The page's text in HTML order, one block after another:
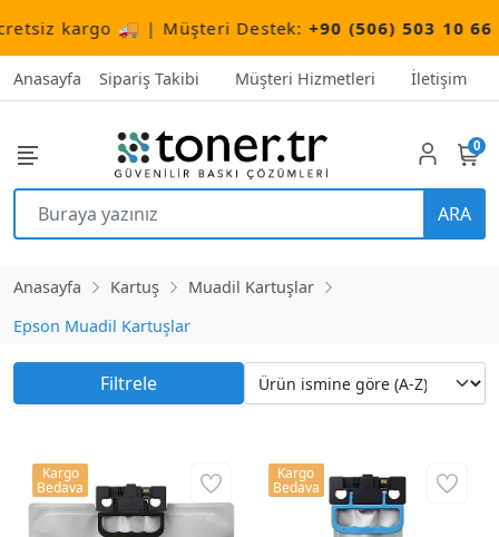
kargo 🚚 | Müşteri Destek:+90 (506) 503 10 66
Anasayfa Sipariş Takibi Müşteri Hizmetleri İletişim
ARA
0
Anasayfa Kartuş
Muadil Kartuşlar
Epson Muadil Kartuşlar
Filtrele
Kargo
Bedava
Kargo
Bedava